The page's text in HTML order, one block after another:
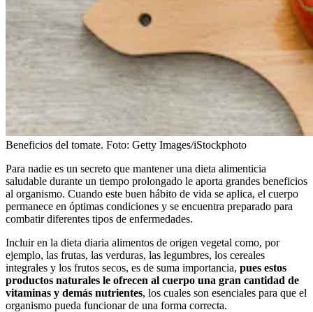
Beneficios del tomate. Foto: Getty Images/iStockphoto
Para nadie es un secreto que mantener una dieta alimenticia
saludable durante un tiempo prolongado le aporta grandes beneficios
al organismo. Cuando este buen hábito de vida se aplica, el cuerpo
permanece en óptimas condiciones y se encuentra preparado para
combatir diferentes tipos de enfermedades.
Incluir en la dieta diaria alimentos de origen vegetal como, por
ejemplo, las frutas, las verduras, las legumbres, los cereales
integrales y los frutos secos, es de suma importancia, pues estos
productos naturales le ofrecen al cuerpo una gran cantidad de
vitaminas y demás nutrientes, los cuales son esenciales para que el
organismo pueda funcionar de una forma correcta.